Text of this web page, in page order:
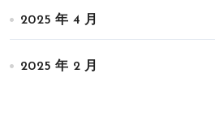
2025 年 4 月
2025 年 2 月